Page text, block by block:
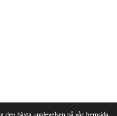
bästa upplevelsen på vår hemsida.